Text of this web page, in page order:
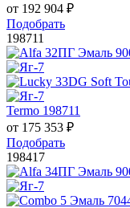
от 192 904 ₽
Подобрать
198711
Termo 198711
от 175 353 ₽
Подобрать
198417